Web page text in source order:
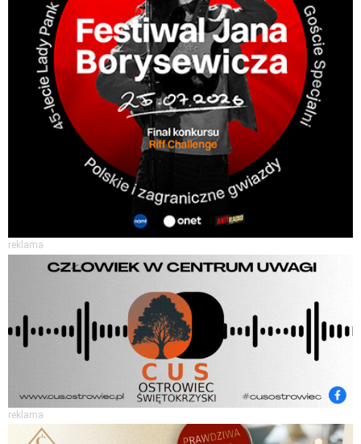
reklama
reklama